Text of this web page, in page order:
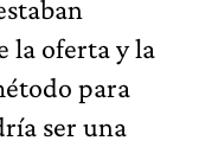
la oferta y la
para
ser una